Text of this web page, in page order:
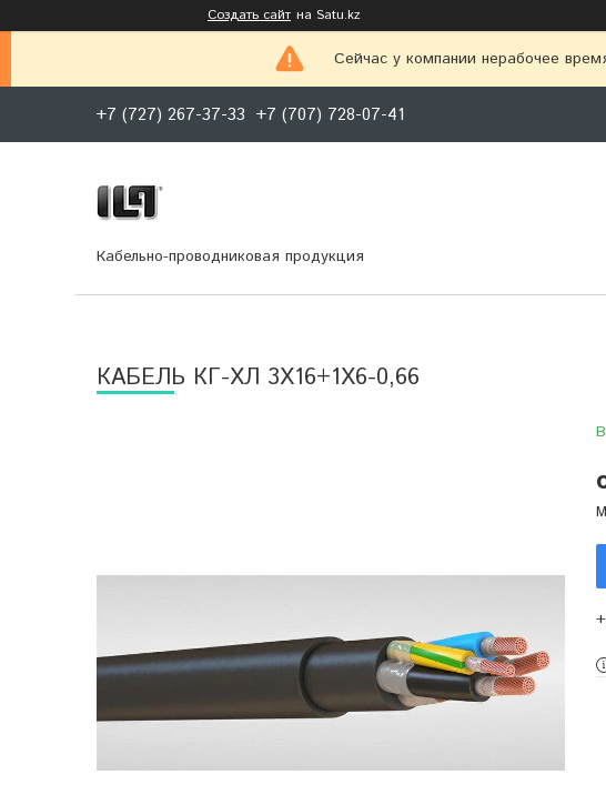
Создать сайт на Satu.kz
Сейчас у компании нерабочее
+7 (727) 267-37-33 +7 (707) 728-07-41
Кабельно-проводниковая продукция
КАБЕЛЬ КГ-ХЛ 3Х16+1Х6-0,66